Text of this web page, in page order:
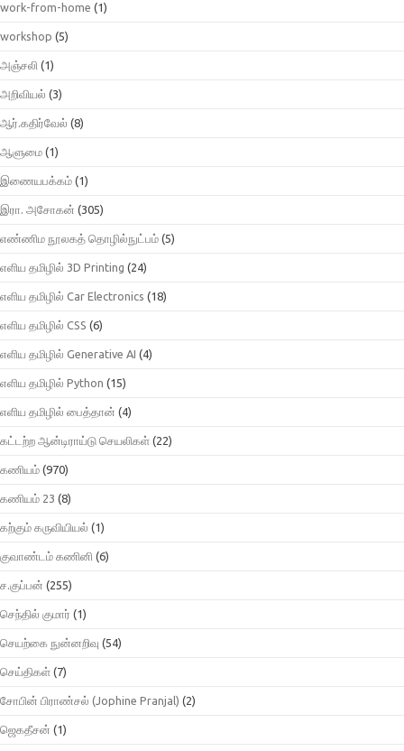
work-from-home (1)
workshop (5)
அஞ்சலி (1)
அறிவியல் (3)
ஆர்.கதிர்வேல் (8)
ஆளுமை (1)
இணையபக்கம் (1)
இரா. அசோகன் (305)
எண்ணிம நூலகத் தொழில்நுட்பம் (5)
எளிய தமிழில் 3D Printing (24)
எளிய தமிழில் Car Electronics (18)
எளிய தமிழில் CSS (6)
எளிய தமிழில் Generative AI (4)
எளிய தமிழில் Python (15)
எளிய தமிழில் பைத்தான் (4)
கட்டற்ற ஆன்டிராய்டு செயலிகள் (22)
கணியம் (970)
கணியம் 23 (8)
கற்கும் கருவியியல் (1)
குவாண்டம் கணினி (6)
ச.குப்பன் (255)
செந்தில் குமார் (1)
செயற்கை நுன்னறிவு (54)
செய்திகள் (7)
சோபின் பிராண்சல் (Jophine Pranjal) (2)
ஜெகதீசன் (1)